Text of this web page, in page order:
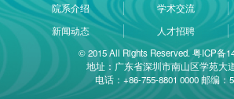
院系介绍 学术交流
新闻动态
人才招聘
© 2015 All Rights Reserved. 粤ICP备
地址：广东省深圳市南山区学苑大
电话：+86-755-8801 0000 邮编：